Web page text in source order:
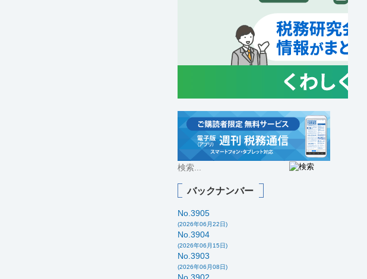
バックナンバー
No.3905
(2026年06月22日)
No.3904
(2026年06月15日)
No.3903
(2026年06月08日)